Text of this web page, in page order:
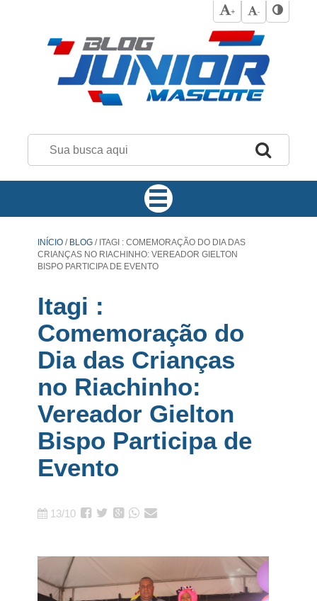
+ -
INÍCIO / BLOG /ITAGI : COMEMORAÇÃO DO DIA DAS
CRIANÇAS NO RIACHINHO: VEREADOR GIELTON
BISPO PARTICIPA DE EVENTO
Itagi :
Comemoração do
Dia das Crianças
no Riachinho:
Vereador Gielton
Bispo Participa de
Evento
13/10